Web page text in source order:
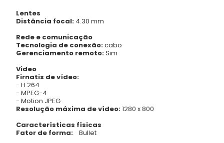
Lentes
Distância focal: 4.30 mm
Rede e comunicação
Tecnologia de conexão:cabo
Gerenciamento remoto:Sim
Video
Firnatis de vídeo:
- H.264
- MPEG-4
- Motion JPEG
Resolução máxima de vídeo:1280 x 800
Características físicas
Fator de forma:
Bullet